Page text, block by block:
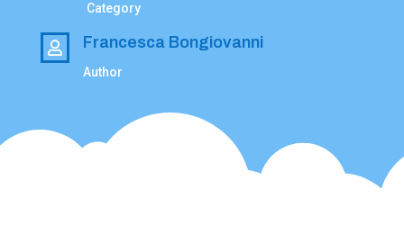
Category
 Francesca Bongiovanni
Author